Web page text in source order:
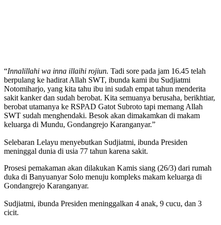
“Innalillahi wa inna illaihi rojiun. Tadi sore pada jam 16.45 telah
berpulang ke hadirat Allah SWT, ibunda kami ibu Sudjiatmi
Notomiharjo, yang kita tahu ibu ini sudah empat tahun menderita
sakit kanker dan sudah berobat. Kita semuanya berusaha, berikhtiar,
berobat utamanya ke RSPAD Gatot Subroto tapi memang Allah
SWT sudah menghendaki. Besok akan dimakamkan di makam
keluarga di Mundu, Gondangrejo Karanganyar.”
Selebaran Lelayu menyebutkan Sudjiatmi, ibunda Presiden
meninggal dunia di usia 77 tahun karena sakit.
Prosesi pemakaman akan dilakukan Kamis siang (26/3) dari rumah
duka di Banyuanyar Solo menuju kompleks makam keluarga di
Gondangrejo Karanganyar.
Sudjiatmi, ibunda Presiden meninggalkan 4 anak, 9 cucu, dan 3
cicit.